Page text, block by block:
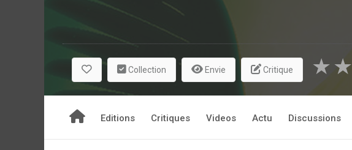
Collection Envie Critique ★
★
Editions Critiques Videos Actu Discussions